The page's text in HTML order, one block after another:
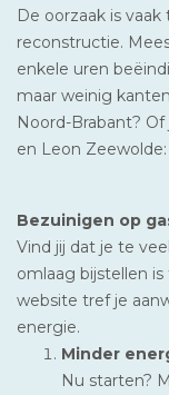
De oorzaak is
reconstructie.
enkele uren
maar weinig
Noord-Brabant?
en Leon
Bezuinigen op
Vind jij dat je te
omlaag bijstellen
website tref je
energie.
Minder
Nu starten?